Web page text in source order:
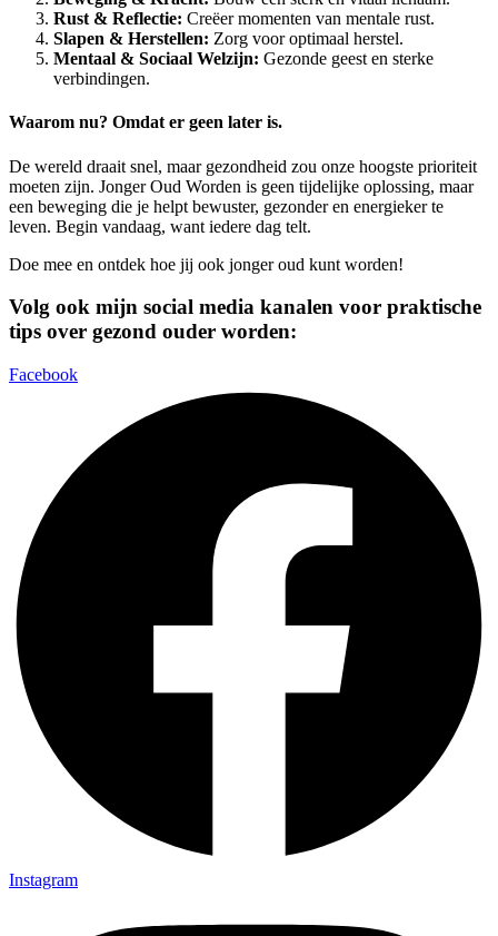
Rust & Reflectie: Creëer momenten van mentale rust.
Slapen & Herstellen: Zorg voor optimaal herstel.
Mentaal & Sociaal Welzijn: Gezonde geest en sterke
verbindingen.
Waarom nu? Omdat er geen later is.
De wereld draait snel, maar gezondheid zou onze hoogste prioriteit
moeten zijn. Jonger Oud Worden is geen tijdelijke oplossing, maar
een beweging die je helpt bewuster, gezonder en energieker te
leven. Begin vandaag, want iedere dag telt.
Doe mee en ontdek hoe jij ook jonger oud kunt worden!
Volg ook mijn social media kanalen voor praktische
tips over gezond ouder worden:
Facebook
Instagram